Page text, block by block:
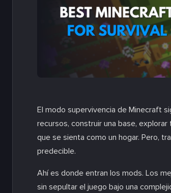
El modo supervivencia de Minecraft
recursos, construir una base,
que se sienta como un hogar. Pero,
predecible.
Ahí es donde entran los mods. Los
sin sepultar el juego bajo una